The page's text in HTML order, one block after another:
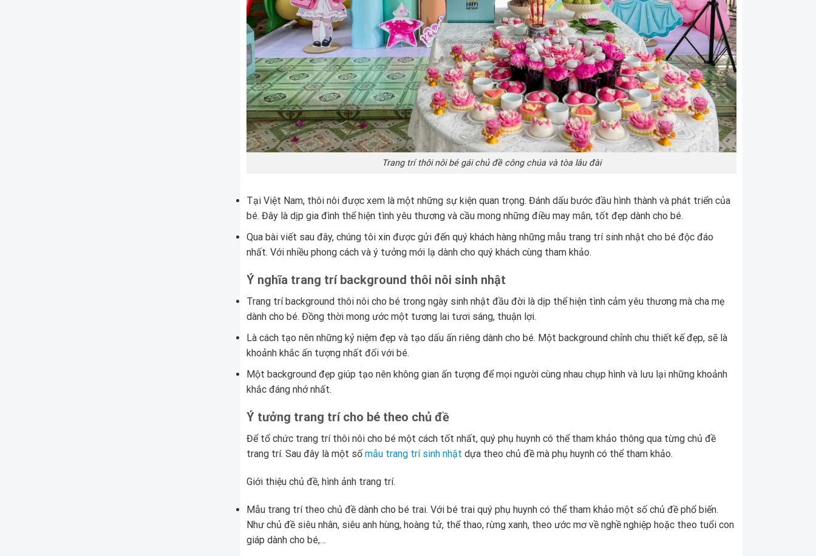
Trang trí thôi nôi bé gái chủ đề công chúa và tòa lâu đài
Tại Việt Nam, thôi nôi được xem là một những sự kiện quan trọng. Đánh dấu bước đầu hình thành và phát triển của
bé. Đây là dịp gia đình thể hiện tình yêu thương và cầu mong những điều may mắn, tốt đẹp dành cho bé.
Qua bài viết sau đây, chúng tôi xin được gửi đến quý khách hàng những mẫu trang trí sinh nhật cho bé độc đáo
nhất. Với nhiều phong cách và ý tưởng mới lạ dành cho quý khách cùng tham khảo.
Ý nghĩa trang trí background thôi nôi sinh nhật
Trang trí background thôi nôi cho bé trong ngày sinh nhật đầu đời là dịp thể hiện tình cảm yêu thương mà cha mẹ
dành cho bé. Đồng thời mong ước một tương lai tươi sáng, thuận lợi.
Là cách tạo nên những kỷ niệm đẹp và tạo dấu ấn riêng dành cho bé. Một background chỉnh chu thiết kế đẹp, sẽ là
khoảnh khắc ấn tượng nhất đối với bé.
Một background đẹp giúp tạo nên không gian ấn tượng để mọi người cùng nhau chụp hình và lưu lại những khoảnh
khắc đáng nhớ nhất.
Ý tưởng trang trí cho bé theo chủ đề
Để tổ chức trang trí thôi nôi cho bé một cách tốt nhất, quý phụ huynh có thể tham khảo thông qua từng chủ đề
trang trí. Sau đây là một sốmẫu trang trí sinh nhật dựa theo chủ đề mà phụ huynh có thể tham khảo.
Giới thiệu chủ đề, hình ảnh trang trí.
Mẫu trang trí theo chủ đề dành cho bé trai. Với bé trai quý phụ huynh có thể tham khảo một số chủ đề phổ biến.
Như chủ đề siêu nhân, siêu anh hùng, hoàng tử, thể thao, rừng xanh, theo ước mơ về nghề nghiệp hoặc theo tuổi con
giáp dành cho bé,…